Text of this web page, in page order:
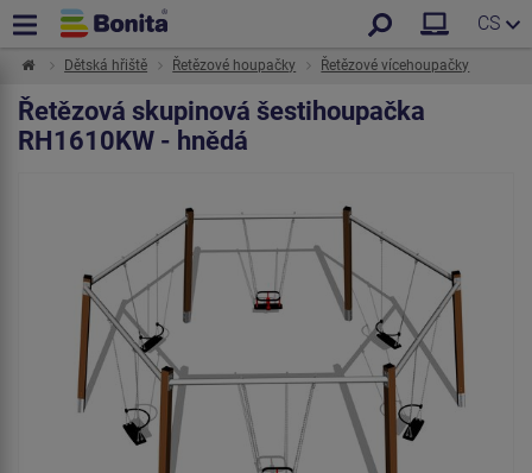
CS
Dětská hřiště Řetězové houpačky Řetězové vícehoupačky
Řetězová skupinová šestihoupačka
RH1610KW - hnědá